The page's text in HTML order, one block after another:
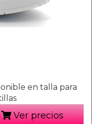
en talla para
Ver precios